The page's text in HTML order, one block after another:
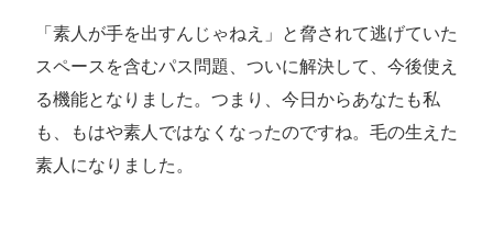
「素人が手を出すんじゃねえ」と脅されて逃げていた
スペースを含むパス問題、ついに解決して、今後使え
る機能となりました。つまり、今日からあなたも私
も、もはや素人ではなくなったのですね。毛の生えた
素人になりました。